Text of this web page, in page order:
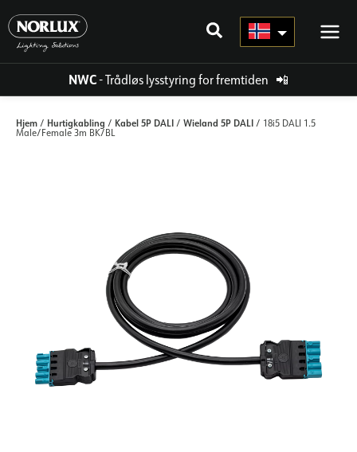
rett
innholdet
NWC- Trådløs lysstyring for fremtiden 📲
Hjem / Hurtigkabling / Kabel 5P DALI / Wieland 5P DALI / 18i5 DALI 1.5
Male/Female 3m BK/BL